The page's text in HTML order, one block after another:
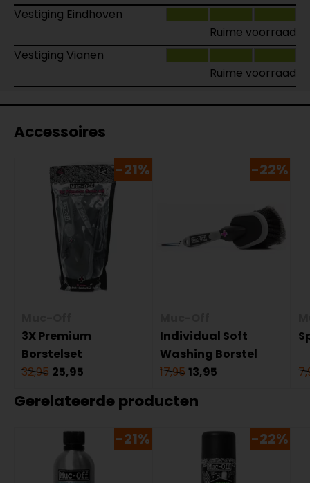
Vestiging Eindhoven
Ruime voorraad
Vestiging Vianen
Ruime voorraad
Accessoires
-21%
3X Premium
Borstelset
32,95 25,95
-22%
Individual Soft
Washing Borstel
17,9513,95
Gerelateerde producten
-21% -22%